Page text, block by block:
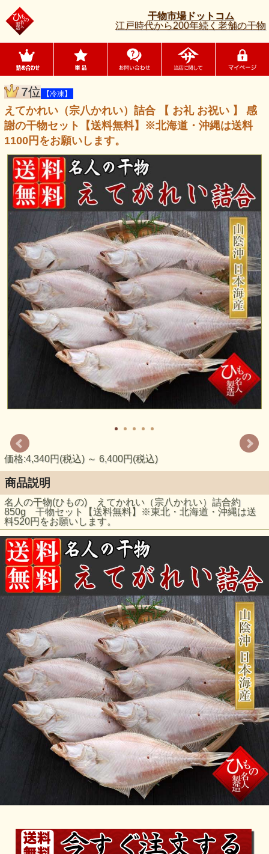
干物市場ドットコム
江戸時代から200年続く老舗の干物
7位 【冷凍】
えてかれい（宗八かれい）詰合 【 お礼 お祝い 】 感
謝の干物セット【送料無料】※北海道・沖縄は送料
1100円をお願いします。
価格:4,340円(税込) ～ 6,400円(税込)
商品説明
名人の干物(ひもの) えてかれい（宗八かれい）詰合約
850g 干物セット【送料無料】※東北・北海道・沖縄は送
料520円をお願いします。